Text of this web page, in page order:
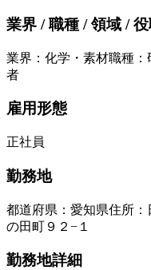
業界 / 職種 / 領域 /
業界 ： 化学・素材職種 ：
者
雇用形態
正社員
勤務地
都道府県 ： 愛知県住所 ：
の田町９２−１
勤務地詳細